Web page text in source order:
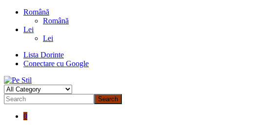
Română
Română
Lei
Lei
Lista Dorinte
Conectare cu Google
Search
0